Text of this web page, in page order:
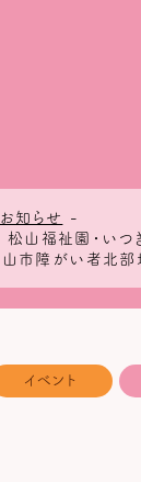
知らせ
-
福祉園・いつ
松山市障がい者
イベント